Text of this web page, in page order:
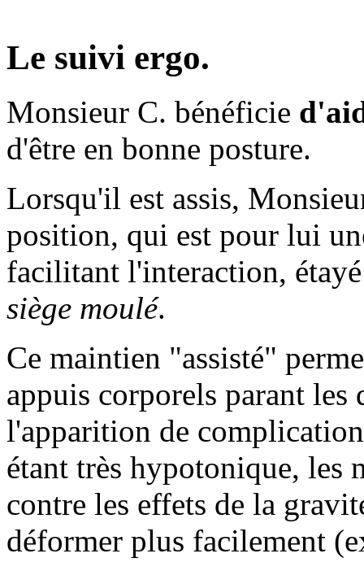
Le suivi ergo.
Monsieur C. bénéficie
d'être en bonne posture.
Lorsqu'il est assis,
position, qui est pour lui
facilitant l'interaction,
siège moulé.
Ce maintien "assisté"
appuis corporels parant
l'apparition de
étant très hypotonique, les
contre les effets de la
déformer plus facilement